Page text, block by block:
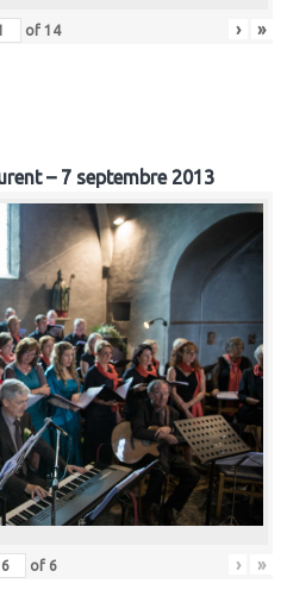
of 14 › »
– 7 septembre 2013
of 6 › »